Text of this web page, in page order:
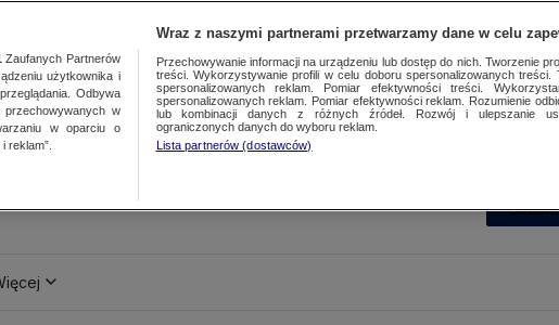
Zaufanych Partnerów
użytkownika i
Odbywa
w
w oparciu o
reklam”.
Wraz z naszymi partnerami przetwarzamy dane w celu
Przechowywanie informacji na urządzeniu lub dostęp do nich. Tworzenie
treści. Wykorzystywanie profili w celu doboru spersonalizowanych treści.
spersonalizowanych reklam. Pomiar efektywności treści.
spersonalizowanych reklam. Pomiar efektywności reklam. Rozumienie
lub kombinacji danych z różnych źródeł. Rozwój i ulepszanie
ograniczonych danych do wyboru reklam.
Lista partnerów (dostawców)